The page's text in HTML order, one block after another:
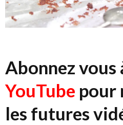
Abonnez vous
YouTube pour
les futures